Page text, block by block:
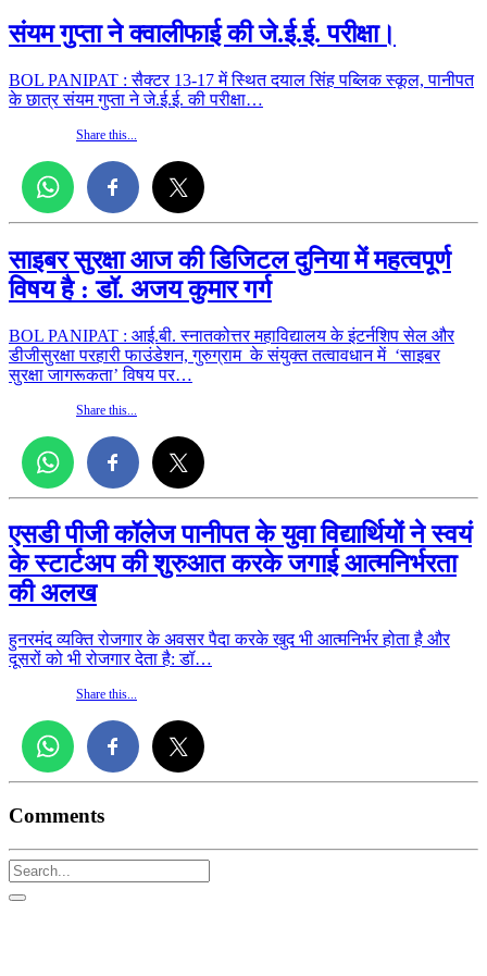
संयम गुप्ता ने क्वालीफाई की जे.ई.ई. परीक्षा।
BOL PANIPAT : सैक्टर 13-17 में स्थित दयाल सिंह पब्लिक स्कूल, पानीपत
के छात्र संयम गुप्ता ने जे.ई.ई. की परीक्षा…
Share this...
साइबर सुरक्षा आज की डिजिटल दुनिया में महत्वपूर्ण
विषय है : डॉ. अजय कुमार गर्ग
BOL PANIPAT : आई.बी. स्नातकोत्तर महाविद्यालय के इंटर्नशिप सेल और
डीजीसुरक्षा परहारी फाउंडेशन, गुरुग्राम के संयुक्त तत्वावधान में ‘साइबर
सुरक्षा जागरूकता’ विषय पर…
Share this...
एसडी पीजी कॉलेज पानीपत के युवा विद्यार्थियों ने स्वयं
के स्टार्टअप की शुरुआत करके जगाई आत्मनिर्भरता
की अलख
हुनरमंद व्यक्ति रोजगार के अवसर पैदा करके खुद भी आत्मनिर्भर होता है और
दूसरों को भी रोजगार देता है: डॉ…
Share this...
Comments